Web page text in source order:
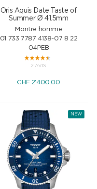
Oris Aquis Date Taste of
Summer Ø 41.5mm
Montre homme
01 733 7787 4138-07 8 22
04PEB
2 AVIS
CHF2'400.00
NEW